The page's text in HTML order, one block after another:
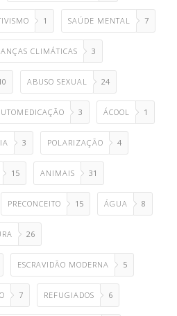
1 SAÚDE MENTAL 7
CLIMÁTICAS 3
ABUSO SEXUAL 24
3 ÁCOOL 1
3 POLARIZAÇÃO 4
15 ANIMAIS 31
PRECONCEITO 15 ÁGUA 8
26
ESCRAVIDÃO MODERNA 5
7 REFUGIADOS 6